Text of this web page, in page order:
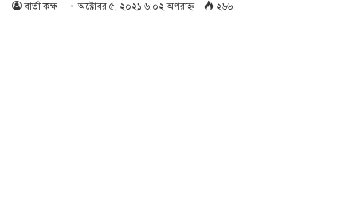
বার্তা কক্ষ অক্টোবর ৫, ২০২১ ৬:০২ অপরাহ্ণ ২৬৬